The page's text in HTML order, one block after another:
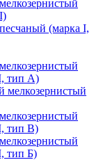
(марка I,
тип А)
мелкозернистый
тип В)
тип Б)